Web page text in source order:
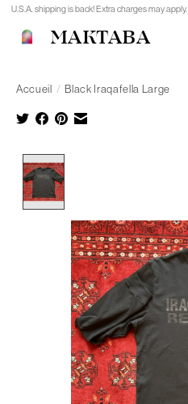
U.S.A. shipping is back! Extra charges may apply.
MAKTABA
Accueil / Black Iraqafella Large